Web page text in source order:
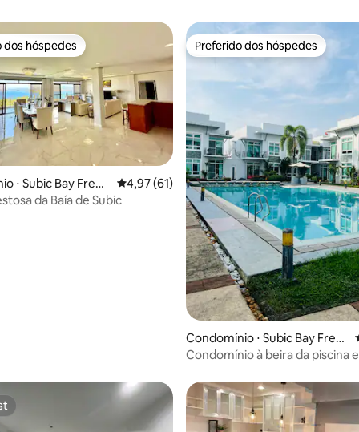
de 5, 81 avaliações
dos hóspedes
dos hóspedes
⋅ Subic Bay Freep
4,97 de uma avaliação média de 5, 61
4,97 (61)
da Baía de Subic
Preferido dos hóspedes
Preferido dos hóspedes
Condomínio ⋅ Subic Bay Free
port Zone
Condomínio à beira da piscina